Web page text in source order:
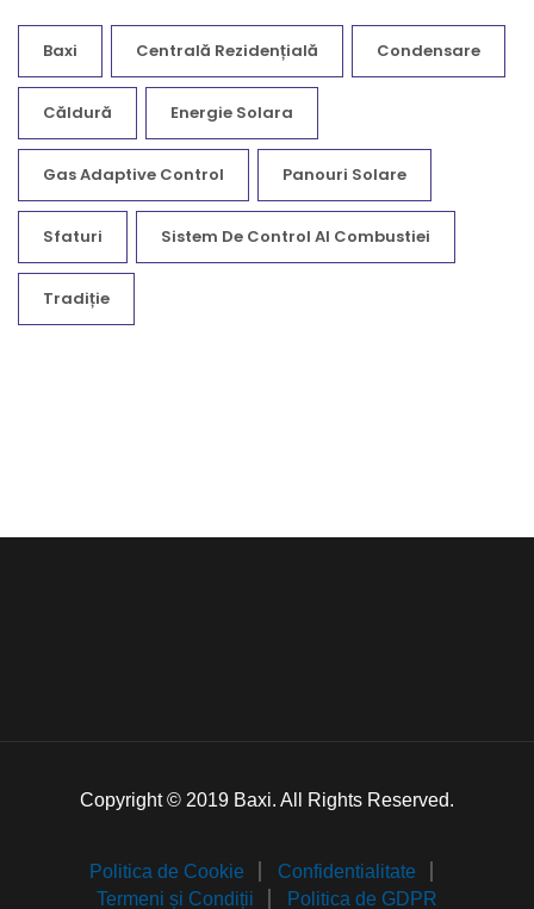
Baxi Centrală Rezidențială Condensare
Căldură Energie Solara
Gas Adaptive Control Panouri Solare
Sfaturi Sistem De Control Al Combustiei
Tradiție
Copyright © 2019 Baxi. All Rights Reserved.
Politica de Cookie
Confidentialitate
Termeni și Condiții
Politica de GDPR